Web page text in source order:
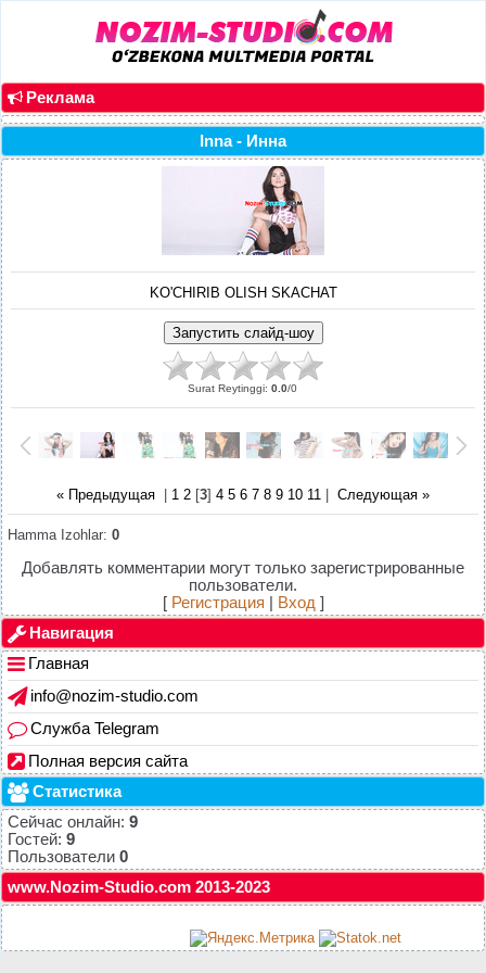
Реклама
Inna - Инна
KO'CHIRIB OLISH SKACHAT
Surat Reytinggi: 0.0/0
« Предыдущая 1 2 [3] 4 5 6 7 8 9 10 11 Следующая »
Hamma Izohlar: 0
Добавлять комментарии могут только зарегистрированные
пользователи.
[ Регистрация Вход ]
Навигация
Главная
info@nozim-studio.com
Служба Telegram
Полная версия сайта
Статистика
Сейчас онлайн: 9
Гостей: 9
Пользователи 0
www.Nozim-Studio.com 2013-2023